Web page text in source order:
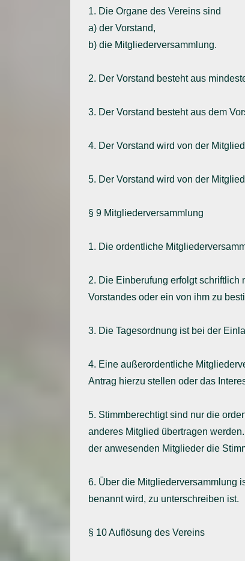
1. Die Organe des Vereins sind
a) der Vorstand,
b) die Mitgliederversammlung.
2. Der Vorstand besteht aus
3. Der Vorstand besteht aus dem
4. Der Vorstand wird von der
5. Der Vorstand wird von der
§ 9 Mitgliederversammlung
1. Die ordentliche
2. Die Einberufung erfolgt schriftlich
Vorstandes oder ein von ihm zu
3. Die Tagesordnung ist bei der
4. Eine außerordentliche
Antrag hierzu stellen oder das
5. Stimmberechtigt sind nur die
anderes Mitglied übertragen
der anwesenden Mitglieder die
6. Über die Mitgliederversammlung
benannt wird, zu unterschreiben ist.
§ 10 Auflösung des Vereins